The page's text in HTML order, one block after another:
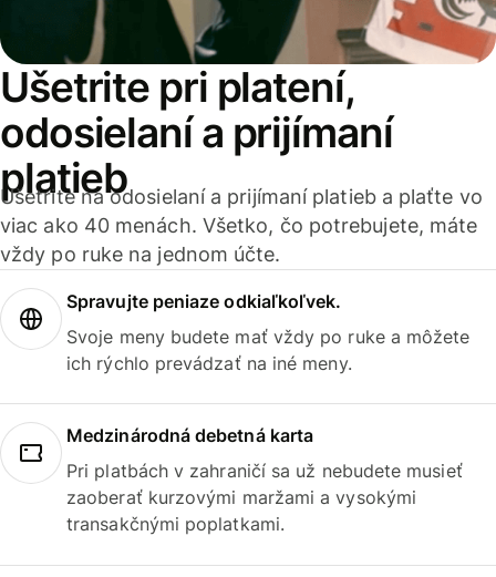
Ušetrite pri platení,
odosielaní a prijímaní
platieb
Ušetrite na odosielaní a prijímaní platieb a plaťte vo
viac ako 40 menách. Všetko, čo potrebujete, máte
vždy po ruke na jednom účte.
Spravujte peniaze odkiaľkoľvek.
Svoje meny budete mať vždy po ruke a môžete
ich rýchlo prevádzať na iné meny.
Medzinárodná debetná karta
Pri platbách v zahraničí sa už nebudete musieť
zaoberať kurzovými maržami a vysokými
transakčnými poplatkami.